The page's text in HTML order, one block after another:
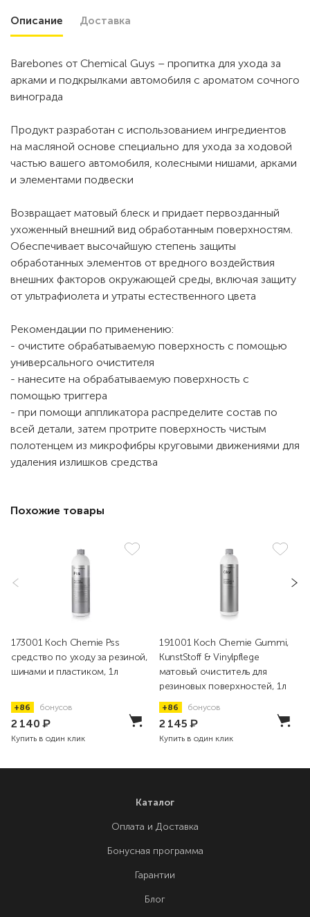
Описание Доставка
Barebones от Chemical Guys – пропитка для ухода за
арками и подкрылками автомобиля с ароматом сочного
винограда
Продукт разработан с использованием ингредиентов
на масляной основе специально для ухода за ходовой
частью вашего автомобиля, колесными нишами, арками
и элементами подвески
Возвращает матовый блеск и придает первозданный
ухоженный внешний вид обработанным поверхностям.
Обеспечивает высочайшую степень защиты
обработанных элементов от вредного воздействия
внешних факторов окружающей среды, включая защиту
от ультрафиолета и утраты естественного цвета
Рекомендации по применению:
- очистите обрабатываемую поверхность с помощью
универсального очистителя
- нанесите на обрабатываемую поверхность с
помощью триггера
- при помощи аппликатора распределите состав по
всей детали, затем протрите поверхность чистым
полотенцем из микрофибры круговыми движениями для
удаления излишков средства
Похожие товары
173001 Koch Chemie Pss
средство по уходу за резиной,
шинами и пластиком, 1л
+86 бонусов
2 140₽
Купить в один клик
191001 Koch Chemie Gummi,
KunstStoff & Vinylpflege
матовый очиститель для
резиновых поверхностей, 1л
+86 бонусов
2 145₽
Купить в один клик
Каталог
Оплата и Доставка
Бонусная программа
Гарантии
Блог